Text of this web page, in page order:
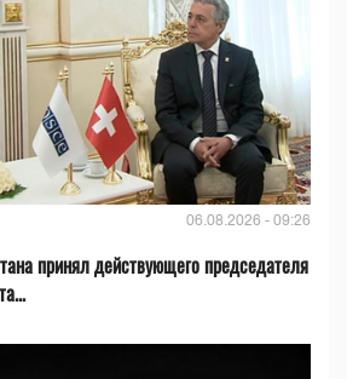
06.08.2026 - 09:26
принял действующего председателя